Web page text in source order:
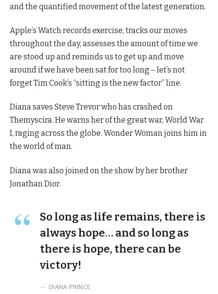
and the quantified movement of the latest generation.
Apple’s Watch records exercise, tracks our moves
throughout the day, assesses the amount of time we
are stood up and reminds us to get up and move
around if we have been sat for too long – let’s not
forget Tim Cook’s “sitting is the new factor” line.
Diana saves Steve Trevor who has crashed on
Themyscira. He warns her of the great war, World War
I, raging across the globe. Wonder Woman joins him in
the world of man.
Diana was also joined on the show by her brother
Jonathan Dior.
So long as life remains, there is
always hope… and so long as
there is hope, there can be
victory!
DIANA PRINCE